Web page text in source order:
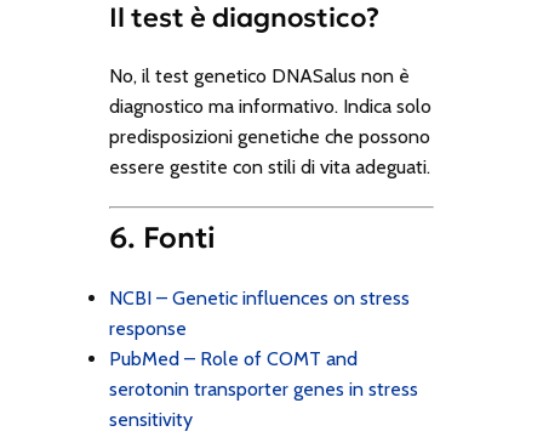
Il test è diagnostico?
No, il test genetico DNASalus non è
diagnostico ma informativo. Indica solo
predisposizioni genetiche che possono
essere gestite con stili di vita adeguati.
6. Fonti
NCBI – Genetic influences on stress
response
PubMed – Role of COMT and
serotonin transporter genes in stress
sensitivity